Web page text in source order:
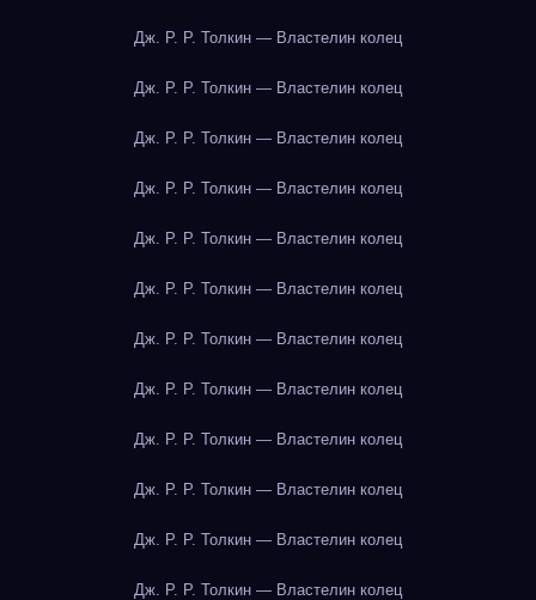
Дж. Р. Р. Толкин — Властелин колец
Дж. Р. Р. Толкин — Властелин колец
Дж. Р. Р. Толкин — Властелин колец
Дж. Р. Р. Толкин — Властелин колец
Дж. Р. Р. Толкин — Властелин колец
Дж. Р. Р. Толкин — Властелин колец
Дж. Р. Р. Толкин — Властелин колец
Дж. Р. Р. Толкин — Властелин колец
Дж. Р. Р. Толкин — Властелин колец
Дж. Р. Р. Толкин — Властелин колец
Дж. Р. Р. Толкин — Властелин колец
Дж. Р. Р. Толкин — Властелин колец